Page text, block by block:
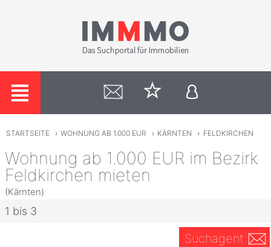
STARTSEITE › WOHNUNG AB 1.000 EUR › KÄRNTEN › FELDKIRCHEN
Wohnung ab 1.000 EUR im Bezirk
Feldkirchen mieten
(Kärnten)
1 bis 3
Suchagent